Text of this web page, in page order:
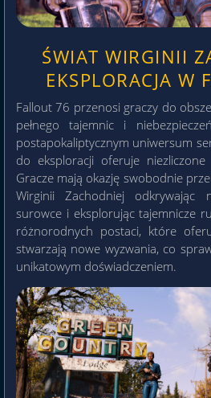
ŚWIAT WIRGINII
EKSPLORACJA W
Fallout 76 przenosi graczy do
pełnego tajemnic i
postapokaliptycznym uniwersum
do eksploracji oferuje niezliczone
Gracze mają okazję swobodnie
Wirginii Zachodniej odkrywając
surowce i eksplorując tajemnicze
różnorodnych postaci, które
stwarzają nowe wyzwania, co
unikatowym doświadczeniem.